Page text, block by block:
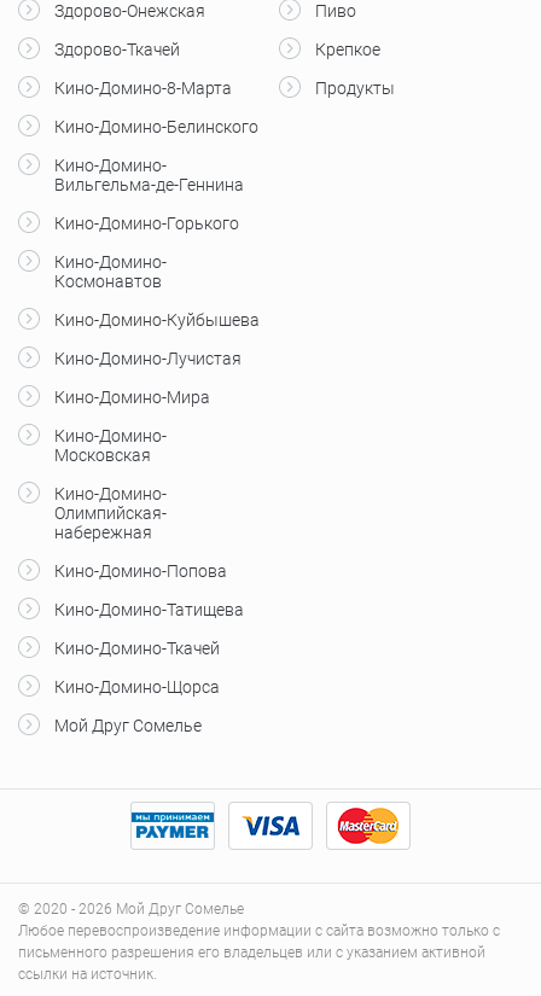
Здорово-Онежская
Здорово-Ткачей
Кино-Домино-8-Марта
Кино-Домино-Белинского
Кино-Домино-
Вильгельма-де-Геннина
Кино-Домино-Горького
Кино-Домино-
Космонавтов
Кино-Домино-Куйбышева
Кино-Домино-Лучистая
Кино-Домино-Мира
Кино-Домино-
Московская
Кино-Домино-
Олимпийская-
набережная
Кино-Домино-Попова
Кино-Домино-Татищева
Кино-Домино-Ткачей
Кино-Домино-Щорса
Мой Друг Сомелье
Пиво
Крепкое
Продукты
© 2020 - 2026 Мой Друг Сомелье
Любое перевоспроизведение информации с сайта возможно только с
письменного разрешения его владельцев или с указанием активной
ссылки на источник.